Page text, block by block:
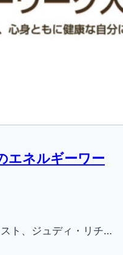
エネルギーワー
ト、ジュディ・リチ…